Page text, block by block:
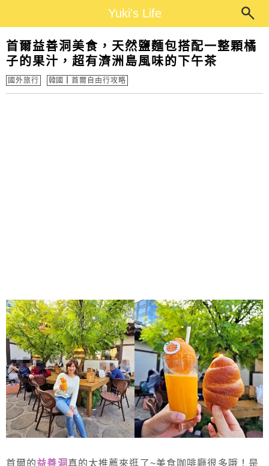
Yuki's Life
首爾益善洞美食，天然鹽麵包搭配一整顆橘
子的果汁，超有濟洲島風味的下午茶
國外旅行 韓國┃首爾自由行攻略
首爾的益善洞 真的太推薦來逛了~美食咖啡廳很多哦！是